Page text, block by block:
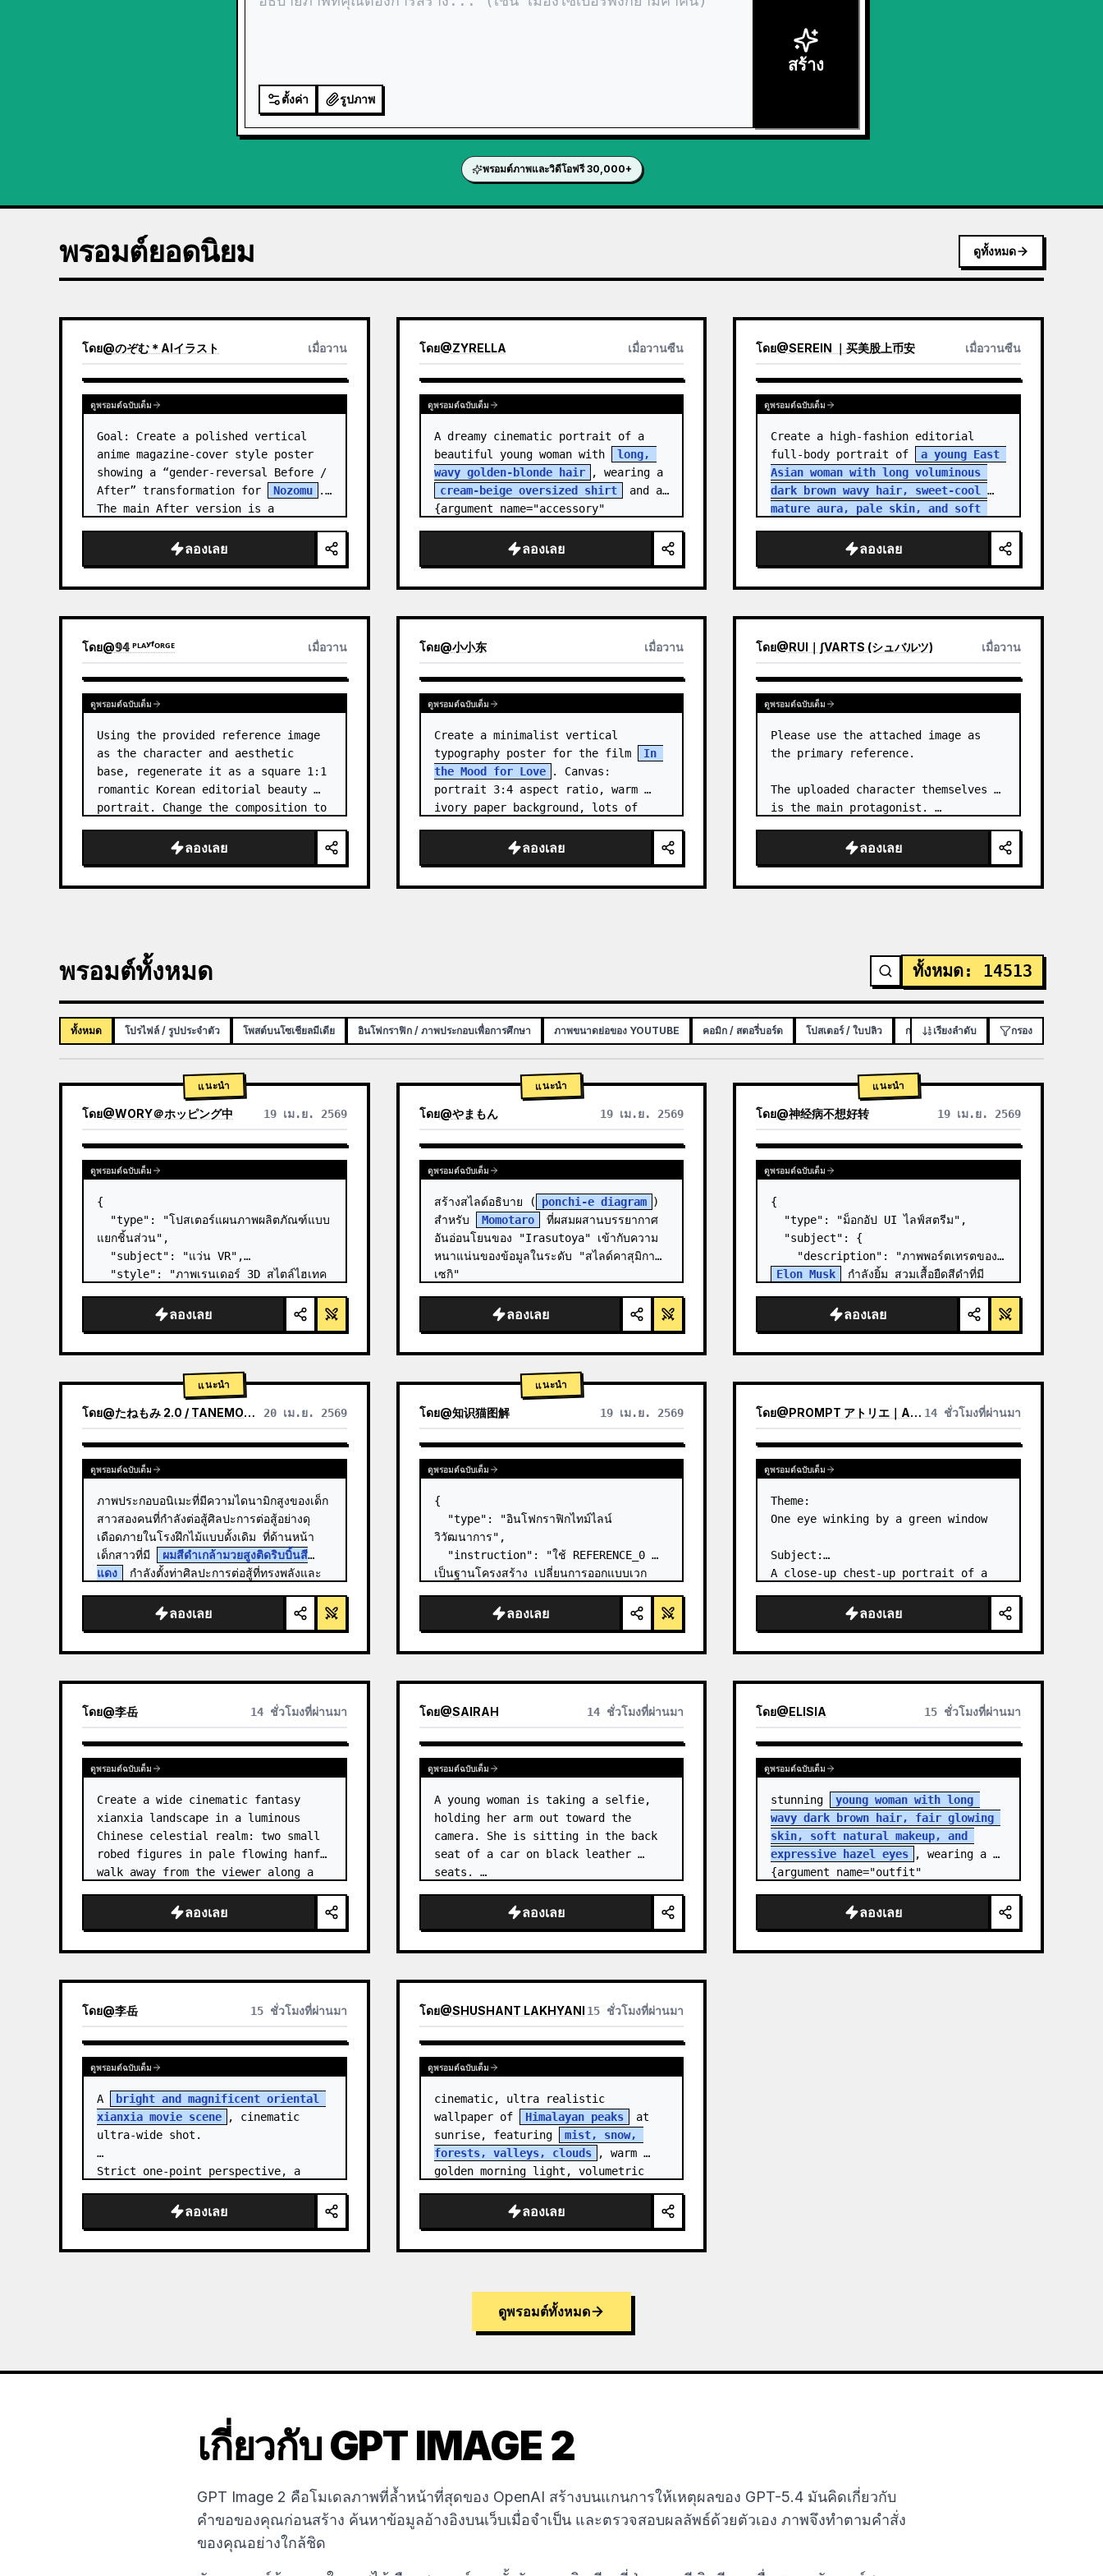
ตั้งค่า รูปภาพ
สร้าง
พรอมต์ภาพและวิดีโอฟรี 30,000+
พรอมต์ยอดนิยม ดูทั้งหมด
โดย@のぞむ＊AIイラスト เมื่อวาน
ดูพรอมต์ฉบับเต็ม
Goal: Create a polished vertical
anime magazine-cover style poster
showing a “gender-reversal Before /
After” transformation for
Nozomu
.
The main After version is a
boy who preserves…
ลองเลย
โดย@ZYRELLA เมื่อวานซืน
ดูพรอมต์ฉบับเต็ม
A dreamy cinematic portrait of a
beautiful young woman with
long,
wavy golden-blonde hair
, wearing a
cream-beige oversized shirt
and a
{argument name="accessory"
ลองเลย
โดย@SEREIN ｜买美股上币安 เมื่อวานซืน
ดูพรอมต์ฉบับเต็ม
Create a high-fashion editorial
full-body portrait of
a young East
Asian woman with long voluminous
dark brown wavy hair, sweet-cool
mature aura, pale skin, and soft
in an aband…
ลองเลย
โดย@𝟡𝟜 ᴾᴸᴬʸᶠᴼᴿᴳᴱ เมื่อวาน
ดูพรอมต์ฉบับเต็ม
Using the provided reference image
as the character and aesthetic
base, regenerate it as a square 1:1
romantic Korean editorial beauty
portrait. Change the composition to
the subject facing right, eyes
closed, gently smellin…
ลองเลย
โดย@小小东 เมื่อวาน
ดูพรอมต์ฉบับเต็ม
Create a minimalist vertical
typography poster for the film
In
the Mood for Love
. Canvas:
portrait 3:4 aspect ratio, warm
ivory paper background, lots of
composition. …ลองเลย
โดย@RUI｜∫VARTS (シュバルツ) เมื่อวาน
ดูพรอมต์ฉบับเต็ม
Please use the attached image as
the primary reference.
The uploaded character themselves
is the main protagonist. …
ลองเลย
พรอมต์ทั้งหมด ทั้งหมด: 14513
ทั้งหมด โปรไฟล์ / รูปประจำตัว โพสต์บนโซเชียลมีเดีย อินโฟกราฟิก / ภาพประกอบเพื่อการศึกษา ภาพขนาดย่อของ YOUTUBE คอมิก / สตอรี่บอร์ด โปสเตอร์ / ใบปลิว การออกแบบแอป / เว็บ
เรียงลำดับ กรอง
แนะนำ
โดย@WORY＠ホッピング中 19 เม.ย. 2569
ดูพรอมต์ฉบับเต็ม
{
  "type": "โปสเตอร์แผนภาพผลิตภัณฑ์แบบ
แยกชิ้นส่วน",
  "subject": "แว่น VR",
  "style": "ภาพเรนเดอร์ 3D สไตล์ไฮเทค
  "background": "
ไล่เฉดสีม่วงและน้ำเงิน
อ่อน ",
ลองเลย
แนะนำ
โดย@やまもん 19 เม.ย. 2569
ดูผลลัพธ์จากโมเดลอื่น
ดูพรอมต์ฉบับเต็ม
สร้างสไลด์อธิบาย ( ponchi-e diagram )
สำหรับ
Momotaro
ที่ผสมผสานบรรยากาศ
อันอ่อนโยนของ "Irasutoya" เข้ากับความ
หนาแน่นของข้อมูลในระดับ "สไลด์คาสุมิกา
เซกิ"
ลองเลย
แนะนำ
โดย@神经病不想好转 19 เม.ย. 2569
ดูพรอมต์ฉบับเต็ม
{
  "type": "ม็อกอัป UI ไลฟ์สตรีม",
  "subject": {
    "description": "ภาพพอร์ตเทรตของ
Elon Musk
กำลังยิ้ม สวมเสื้อยืดสีดำที่มี
    "background": "ด้านซ้ายแสดงหน้าจอ
ที่มีข้อความ '{argument n…
ลองเลย
แนะนำ
โดย@たねもみ 2.0 / TANEMOMI VER2.0 20 เม.ย. 2569
ดูพรอมต์ฉบับเต็ม
ภาพประกอบอนิเมะที่มีความไดนามิกสูงของเด็ก
สาวสองคนที่กำลังต่อสู้ศิลปะการต่อสู้อย่างดุ
เดือดภายในโรงฝึกไม้แบบดั้งเดิม ที่ด้านหน้า
เด็กสาวที่มี
ผมสีดำเกล้ามวยสูงติดริบบิ้นสี
แดง
กำลังตั้งท่าศิลปะการต่อสู้ที่ทรงพลังและ
ลองเลย
แนะนำ
โดย@知识猫图解 19 เม.ย. 2569
ดูพรอมต์ฉบับเต็ม
{
  "type": "อินโฟกราฟิกไทม์ไลน์
วิวัฒนาการ",
  "instruction": "ใช้ REFERENCE_0
เป็นฐานโครงสร้าง เปลี่ยนการออกแบบเวก
ขั้นสูง แทนที่ทางลาดเรียบๆ ด้วยขั้นบันไดหินที่
ชัดเจน และอัปเกรดสิ่งมีชีวิตทั้งหมดให้เป็น
ลองเลย
โดย@PROMPT アトリエ｜AI画像プロンプト 14 ชั่วโมงที่ผ่านมา
ดูพรอมต์ฉบับเต็ม
Theme:
One eye winking by a green window
Subject:
A close-up chest-up portrait of a
trimmed dress leaning her cheek on
one hand and smiling with one eye
ลองเลย
โดย@李岳 14 ชั่วโมงที่ผ่านมา
ดูพรอมต์ฉบับเต็ม
Create a wide cinematic fantasy
xianxia landscape in a luminous
Chinese celestial realm: two small
robed figures in pale flowing hanfu
walk away from the viewer along a
enormous ornate palace gate rising
from a mirror-still l…
ลองเลย
โดย@SAIRAH 14 ชั่วโมงที่ผ่านมา
ดูพรอมต์ฉบับเต็ม
A young woman is taking a selfie,
holding her arm out toward the
camera. She is sitting in the back
seat of a car on black leather
seats. …
ลองเลย
โดย@ELISIA 15 ชั่วโมงที่ผ่านมา
ดูพรอมต์ฉบับเต็ม
stunning
young woman with long
wavy dark brown hair, fair glowing
skin, soft natural makeup, and
expressive hazel eyes
, wearing a
{argument name="outfit"
red streetwear outfit consisting of
a…
ลองเลย
โดย@李岳 15 ชั่วโมงที่ผ่านมา
ดูพรอมต์ฉบับเต็ม
A
bright and magnificent oriental
xianxia movie scene
, cinematic
ultra-wide shot.
Strict one-point perspective, a
light golden jade, passing through
the sea of clouds from the bottom…
ลองเลย
โดย@SHUSHANT LAKHYANI 15 ชั่วโมงที่ผ่านมา
ดูพรอมต์ฉบับเต็ม
cinematic, ultra realistic
wallpaper of
Himalayan peaks
at
sunrise, featuring
mist, snow,
forests, valleys, clouds
, warm
golden morning light, volumetric
ลองเลย
ดูพรอมต์ทั้งหมด
เกี่ยวกับ GPT IMAGE 2
GPT Image 2 คือโมเดลภาพที่ล้ำหน้าที่สุดของ OpenAI สร้างบนแกนการให้เหตุผลของ GPT-5.4 มันคิดเกี่ยวกับ
คำขอของคุณก่อนสร้าง ค้นหาข้อมูลอ้างอิงบนเว็บเมื่อจำเป็น และตรวจสอบผลลัพธ์ด้วยตัวเอง ภาพจึงทำตามคำสั่ง
ของคุณอย่างใกล้ชิด